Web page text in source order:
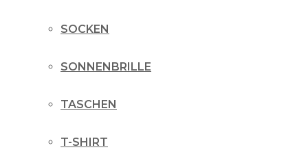
SOCKEN
SONNENBRILLE
TASCHEN
T-SHIRT